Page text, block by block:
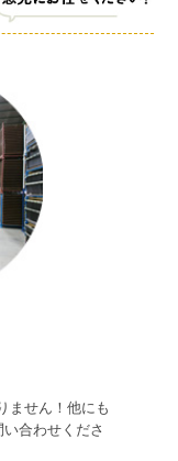
ません！他にも
合わせくださ